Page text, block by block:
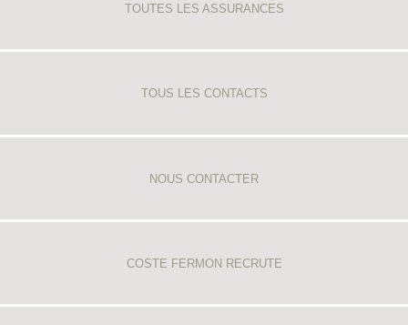
TOUTES LES ASSURANCES
TOUS LES CONTACTS
NOUS CONTACTER
COSTE FERMON RECRUTE